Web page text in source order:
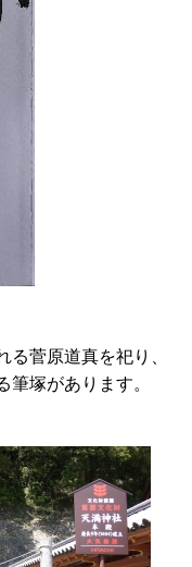
菅原道真を祀り、
塚があります。